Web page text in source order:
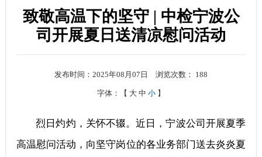
致敬高温下的坚守 | 中检宁波公
司开展夏日送清凉慰问活动
发布时间：2025年08月07日 浏览次数： 188
字体：【 大 中 小 】
烈日灼灼，关怀不辍。近日，宁波公司开展夏季
高温慰问活动，向坚守岗位的各业务部门送去炎炎夏